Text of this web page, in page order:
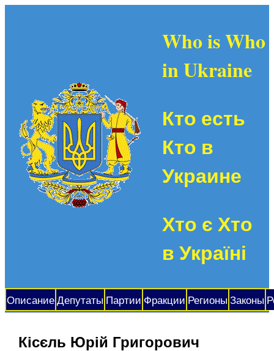
Who is Who
in Ukraine
Кто есть
Кто в
Украине
Хто є Хто
в Україні
Описание Депутаты Партии Фракции Регионы Законы
Кісєль Юрій Григорович